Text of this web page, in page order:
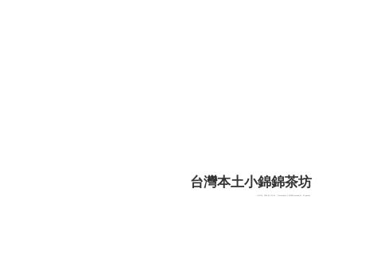
台灣本土小錦錦茶坊